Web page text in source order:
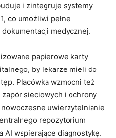
i zintegruje systemy
co umożliwi pełne
medycznej.
papierowe karty
by lekarze mieli do
Placówka wzmocni też
sieciowych i ochrony
uwierzytelnianie
repozytorium
AI wspierające diagnostykę.